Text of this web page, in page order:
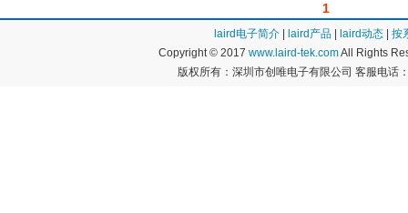
1
laird电子简介 laird产品 laird动态
按
Copyright © 2017 www.laird-tek.comAll Rights
版权所有：深圳市创唯电子有限公司 客服电话